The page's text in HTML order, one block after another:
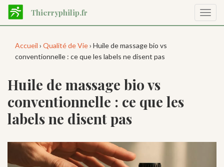
Aller
contenu
Thierryphilip.fr
la
Accueil › Qualité de Vie› Huile de massage bio vs
conventionnelle : ce que les labels ne disent pas
Huile de massage bio vs
conventionnelle : ce que les
labels ne disent pas